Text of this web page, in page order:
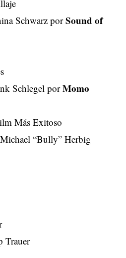
Schwarz porSound of
Schlegel porMomo
Más Exitoso
“Bully” Herbig
Trauer